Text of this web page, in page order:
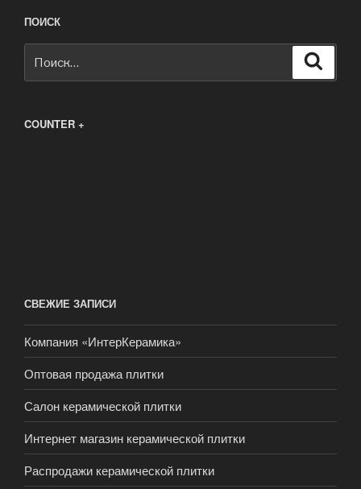
ПОИСК
COUNTER +
СВЕЖИЕ ЗАПИСИ
Компания «ИнтерКерамика»
Оптовая продажа плитки
Салон керамической плитки
Интернет магазин керамической плитки
Распродажи керамической плитки